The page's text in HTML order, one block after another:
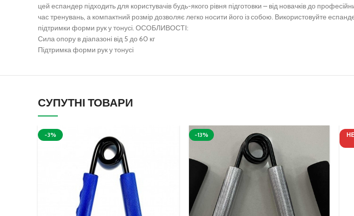
цей еспандер підходить для користувачів будь-якого рівня підготовки – від новачків до
час тренувань, а компактний розмір дозволяє легко носити його із собою. Використовуйте
підтримки форми рук у тонусі. ОСОБЛИВОСТІ:
Сила опору в діапазоні від 5 до 60 кг
Підтримка форми рук у тонусі
СУПУТНІ ТОВАРИ
-3% -13%